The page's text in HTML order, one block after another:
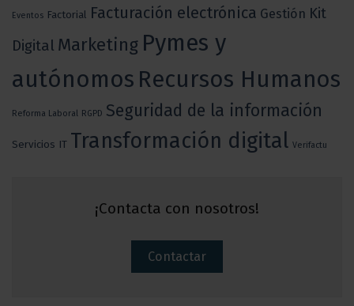
Eventos Factorial Facturación electrónica Gestión Kit
Digital Marketing Pymes y
autónomos Recursos Humanos
Reforma Laboral RGPD Seguridad de la información
Servicios IT Transformación digital Verifactu
¡Contacta con nosotros!
Contactar